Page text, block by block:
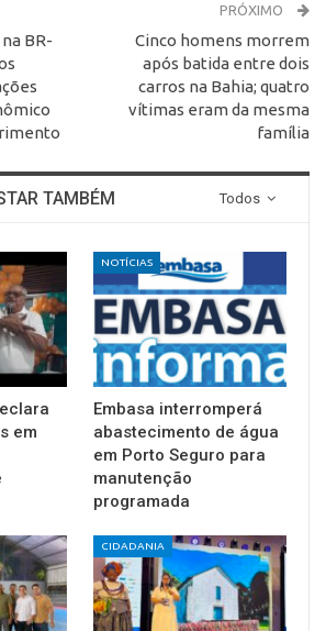
BR-
PRÓXIMO
Cinco homens morrem
após batida entre dois
carros na Bahia; quatro
vítimas eram da mesma
família
Todos
TAMBÉM
em
NOTÍCIAS
Embasa interromperá
abastecimento de água
em Porto Seguro para
manutenção
programada
CIDADANIA